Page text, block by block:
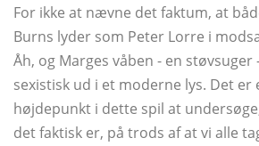
For ikke at nævne det faktum, at
Burns lyder som Peter Lorre i
Åh, og Marges våben - en støvsuger
sexistisk ud i et moderne lys. Det er
højdepunkt i dette spil at
det faktisk er, på trods af at vi alle